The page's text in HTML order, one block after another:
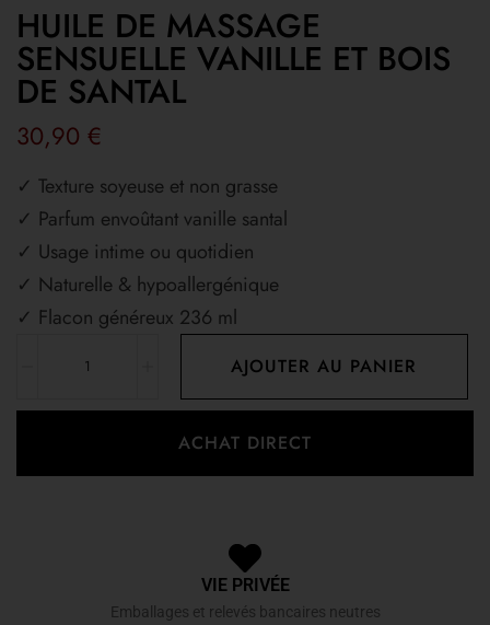
HUILE DE MASSAGE
SENSUELLE VANILLE ET BOIS
DE SANTAL
30,90 €
✓ Texture soyeuse et non grasse
✓ Parfum envoûtant vanille santal
✓ Usage intime ou quotidien
✓ Naturelle & hypoallergénique
✓ Flacon généreux 236 ml
AJOUTER AU PANIER
ACHAT DIRECT
VIE PRIVÉE
Emballages et relevés bancaires neutres